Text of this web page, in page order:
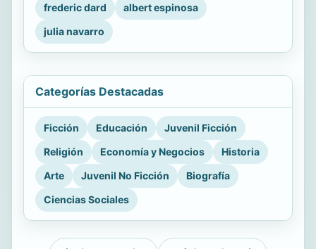
frederic dard
albert espinosa
julia navarro
Categorías Destacadas
Ficción Educación
Juvenil Ficción
Religión
Economía y Negocios
Historia
Arte
Juvenil No Ficción
Biografía
Ciencias Sociales